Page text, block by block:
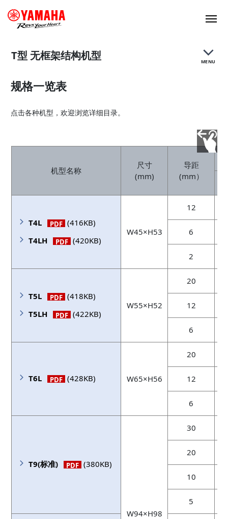
T型 无框架结构机型 MENU
特点
规格
规格一览表
点击各种机型，欢迎浏览详细目录。
机型名称
尺寸
(mm)
导距
(mm）
T4L PDF (416KB)
T4LH
PDF (420KB)
W45×H53
12
6
2
T5L PDF (418KB)
T5LH
PDF (422KB)
W55×H52
20
12
6
T6L PDF (428KB) W65×H56
20
12
6
T9(标准) PDF (380KB)
W94×H98
30
20
10
5